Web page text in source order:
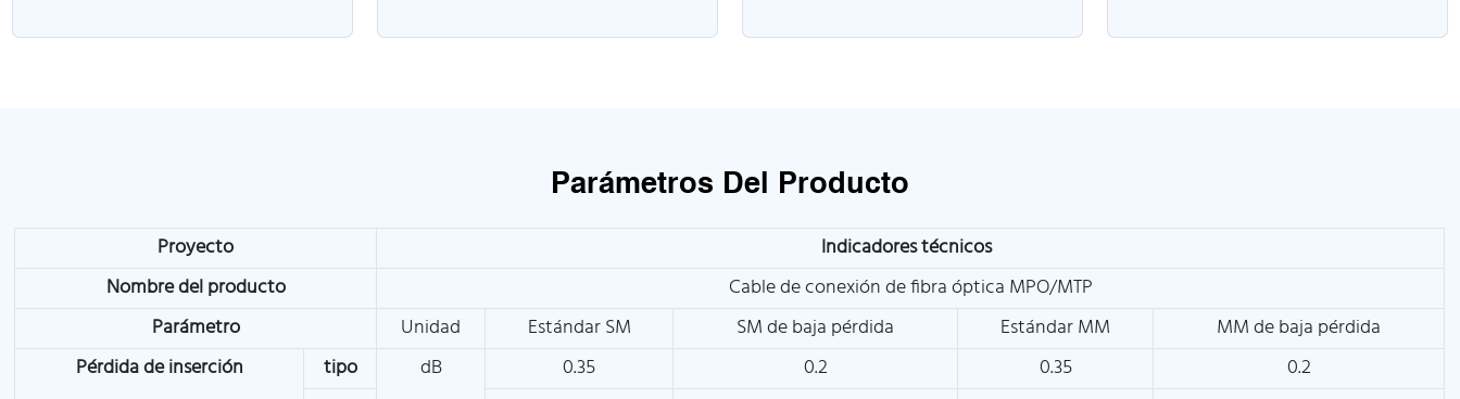
Parámetros Del Producto
Proyecto
Indicadores técnicos
Nombre del producto
Cable de conexión de fibra óptica MPO/MTP
Parámetro
Unidad Estándar SM SM de baja pérdida Estándar MM
MM de baja pérdida
Pérdida de inserción
tipo dB 0.35 0.2 0.35
0.2